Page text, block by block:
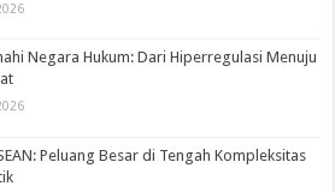
Negara Hukum: Dari Hiperregulasi Menuju
Peluang Besar di Tengah Kompleksitas